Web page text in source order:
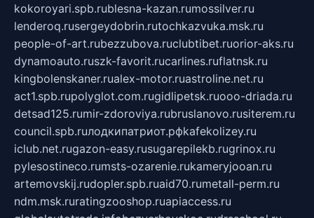
kokoroyari.spb.rublesna-kazan.rumossilver.ru
lenderoq.rusergeydobrin.rutochkazvuka.msk.ru
people-of-art.rubezzubova.ruclubtibet.ruorior-aks.ru
dynamoauto.ruszk-favorit.rucarlines.ruflatnsk.ru
kingbolenskaner.rualex-motor.ruastroline.net.ru
act1.spb.rupolyglot.com.rugidlipetsk.ruooo-driada.ru
detsad125.rumir-zdoroviya.rubruslanovo.rusiterem.ru
council.spb.ruлодкипатриот.рфkafekolizey.ru
iclub.net.rugazon-easy.rusugarepilekb.rugrinox.ru
pylesostineco.rumsts-ozarenie.rukameryjooan.ru
artemovskij.rudopler.spb.ruaid70.rumetall-perm.ru
ndm.msk.ruratingzooshop.ruapiaccess.ru